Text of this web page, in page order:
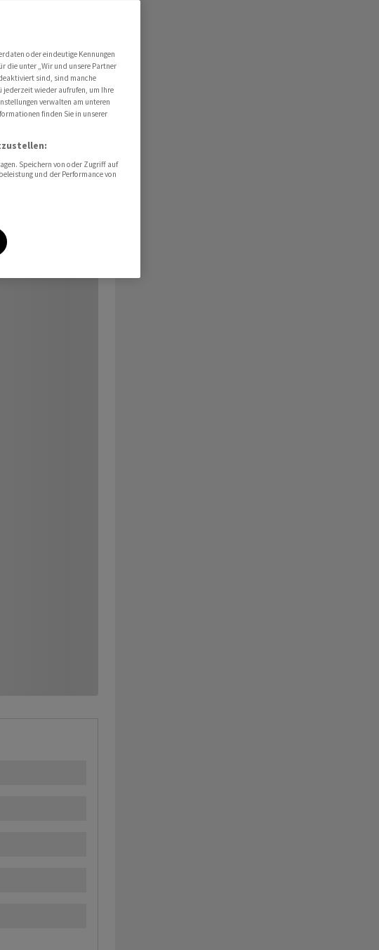
oder eindeutige Kennungen
die unter „Wir und unsere Partner
sind, sind manche
jederzeit wieder aufrufen, um Ihre
verwalten am unteren
finden Sie in unserer
Speichern von oder Zugriff auf
und der Performance von